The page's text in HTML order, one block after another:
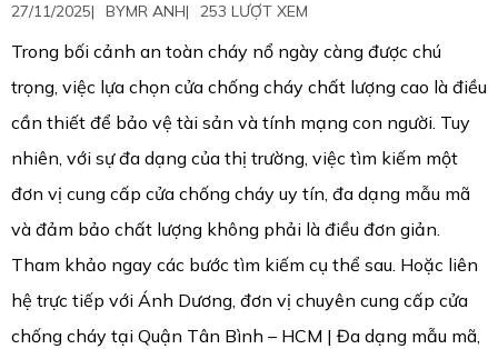
27/11/2025| BYMR ANH| 253 LƯỢT XEM
Trong bối cảnh an toàn cháy nổ ngày càng được chú
trọng, việc lựa chọn cửa chống cháy chất lượng cao là điều
cần thiết để bảo vệ tài sản và tính mạng con người. Tuy
nhiên, với sự đa dạng của thị trường, việc tìm kiếm một
đơn vị cung cấp cửa chống cháy uy tín, đa dạng mẫu mã
và đảm bảo chất lượng không phải là điều đơn giản.
Tham khảo ngay các bước tìm kiếm cụ thể sau. Hoặc liên
hệ trực tiếp với Ánh Dương, đơn vị chuyên cung cấp cửa
chống cháy tại Quận Tân Bình – HCM | Đa dạng mẫu mã,